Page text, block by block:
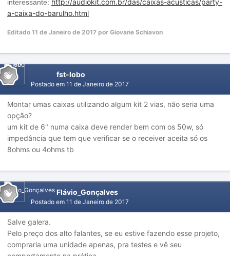
interessante: http://audiokit.com.br/das/caixas-acusticas/party-
a-caixa-do-barulho.html
Editado 11 de Janeiro de 2017 por Giovane Schiavon
fst-lobo
Postado em 11 de Janeiro de 2017
Montar umas caixas utilizando algum kit 2 vias, não seria uma
opção?
um kit de 6" numa caixa deve render bem com os 50w, só
impedância que tem que verificar se o receiver aceita só os
8ohms ou 4ohms tb
Flávio_Gonçalves
Postado em 11 de Janeiro de 2017
Salve galera.
Pelo preço dos alto falantes, se eu estive fazendo esse projeto,
compraria uma unidade apenas, pra testes e vê seu